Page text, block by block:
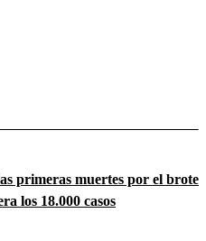
primeras muertes por el brote
los 18.000 casos